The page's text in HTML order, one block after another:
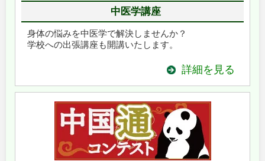
中医学講座
身体の悩みを中医学で解決しませんか？
学校への出張講座も開講いたします。
詳細を見る